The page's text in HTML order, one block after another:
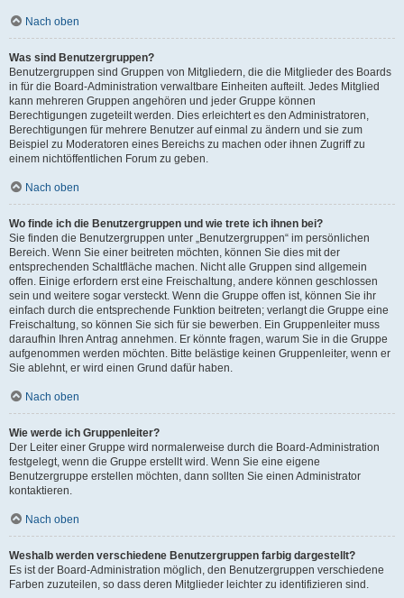
Nach oben
Was sind Benutzergruppen?
Benutzergruppen sind Gruppen von Mitgliedern, die die Mitglieder des Boards
in für die Board-Administration verwaltbare Einheiten aufteilt. Jedes Mitglied
kann mehreren Gruppen angehören und jeder Gruppe können
Berechtigungen zugeteilt werden. Dies erleichtert es den Administratoren,
Berechtigungen für mehrere Benutzer auf einmal zu ändern und sie zum
Beispiel zu Moderatoren eines Bereichs zu machen oder ihnen Zugriff zu
einem nichtöffentlichen Forum zu geben.
Nach oben
Wo finde ich die Benutzergruppen und wie trete ich ihnen bei?
Sie finden die Benutzergruppen unter „Benutzergruppen“ im persönlichen
Bereich. Wenn Sie einer beitreten möchten, können Sie dies mit der
entsprechenden Schaltfläche machen. Nicht alle Gruppen sind allgemein
offen. Einige erfordern erst eine Freischaltung, andere können geschlossen
sein und weitere sogar versteckt. Wenn die Gruppe offen ist, können Sie ihr
einfach durch die entsprechende Funktion beitreten; verlangt die Gruppe eine
Freischaltung, so können Sie sich für sie bewerben. Ein Gruppenleiter muss
daraufhin Ihren Antrag annehmen. Er könnte fragen, warum Sie in die Gruppe
aufgenommen werden möchten. Bitte belästige keinen Gruppenleiter, wenn er
Sie ablehnt, er wird einen Grund dafür haben.
Nach oben
Wie werde ich Gruppenleiter?
Der Leiter einer Gruppe wird normalerweise durch die Board-Administration
festgelegt, wenn die Gruppe erstellt wird. Wenn Sie eine eigene
Benutzergruppe erstellen möchten, dann sollten Sie einen Administrator
kontaktieren.
Nach oben
Weshalb werden verschiedene Benutzergruppen farbig dargestellt?
Es ist der Board-Administration möglich, den Benutzergruppen verschiedene
Farben zuzuteilen, so dass deren Mitglieder leichter zu identifizieren sind.